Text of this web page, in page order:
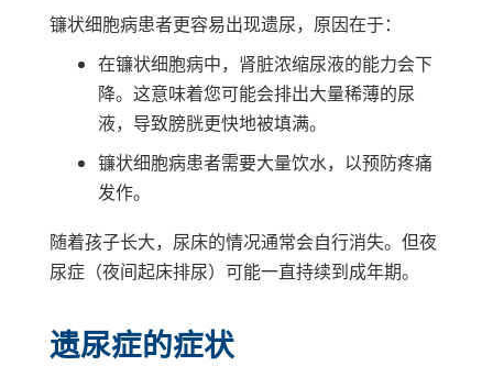
镰状细胞病患者更容易出现遗尿，原因在于：
在镰状细胞病中，肾脏浓缩尿液的能力会下
降。这意味着您可能会排出大量稀薄的尿
液，导致膀胱更快地被填满。
镰状细胞病患者需要大量饮水，以预防疼痛
发作。
随着孩子长大，尿床的情况通常会自行消失。但夜
尿症（夜间起床排尿）可能一直持续到成年期。
遗尿症的症状